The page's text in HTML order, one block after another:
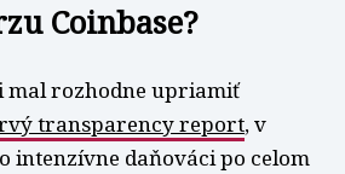
Coinbase?
mal rozhodne upriamiť
transparency report, v
intenzívne daňováci po celom